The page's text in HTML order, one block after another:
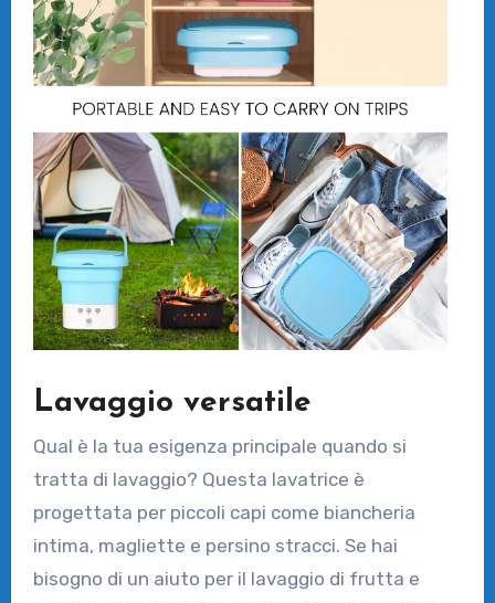
Lavaggio versatile
Qual è la tua esigenza principale quando si
tratta di lavaggio? Questa lavatrice è
progettata per piccoli capi come biancheria
intima, magliette e persino stracci. Se hai
bisogno di un aiuto per il lavaggio di frutta e